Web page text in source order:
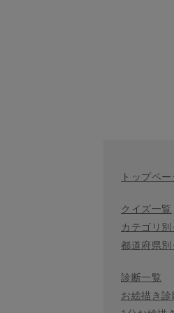
トップペー
クイズ一覧
カテゴリ
都道府県
診断一覧
お絵描き